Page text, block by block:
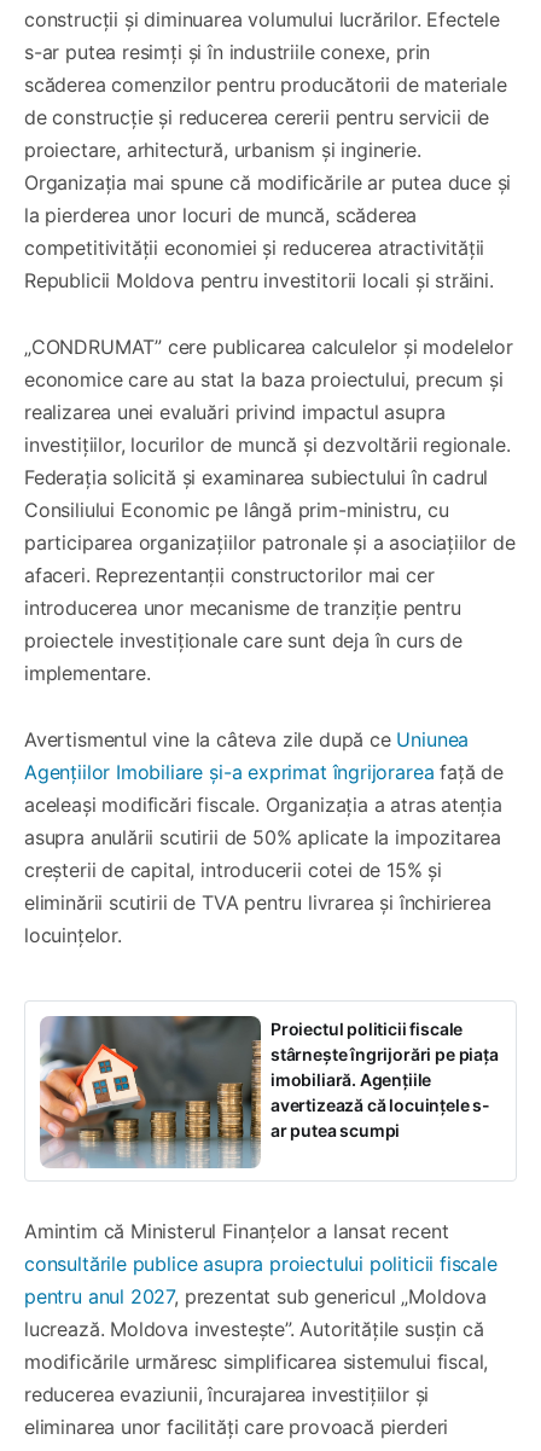
construcții și diminuarea volumului lucrărilor. Efectele
s-ar putea resimți și în industriile conexe, prin
scăderea comenzilor pentru producătorii de materiale
de construcție și reducerea cererii pentru servicii de
proiectare, arhitectură, urbanism și inginerie.
Organizația mai spune că modificările ar putea duce și
la pierderea unor locuri de muncă, scăderea
competitivității economiei și reducerea atractivității
Republicii Moldova pentru investitorii locali și străini.
„CONDRUMAT” cere publicarea calculelor și modelelor
economice care au stat la baza proiectului, precum și
realizarea unei evaluări privind impactul asupra
investițiilor, locurilor de muncă și dezvoltării regionale.
Federația solicită și examinarea subiectului în cadrul
Consiliului Economic pe lângă prim-ministru, cu
participarea organizațiilor patronale și a asociațiilor de
afaceri. Reprezentanții constructorilor mai cer
introducerea unor mecanisme de tranziție pentru
proiectele investiționale care sunt deja în curs de
implementare.
Avertismentul vine la câteva zile după ce Uniunea
Agențiilor Imobiliare și-a exprimat îngrijorareafață de
aceleași modificări fiscale. Organizația a atras atenția
asupra anulării scutirii de 50% aplicate la impozitarea
creșterii de capital, introducerii cotei de 15% și
eliminării scutirii de TVA pentru livrarea și închirierea
locuințelor.
Proiectul politicii fiscale
stârnește îngrijorări pe piața
imobiliară. Agențiile
avertizează că locuințele s-
ar putea scumpi
Amintim că Ministerul Finanțelor a lansat recent
consultările publice asupra proiectului politicii fiscale
pentru anul 2027, prezentat sub genericul „Moldova
lucrează. Moldova investește”. Autoritățile susțin că
modificările urmăresc simplificarea sistemului fiscal,
reducerea evaziunii, încurajarea investițiilor și
eliminarea unor facilități care provoacă pierderi